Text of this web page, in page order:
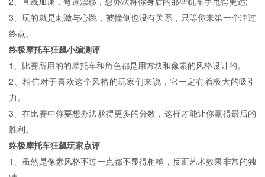
3、玩的就是刺激与心跳，被撞倒也没有关系，只等你来第一个冲过
终点。
终极摩托车狂飙小编测评
1、比赛所用的的摩托车和角色都是用方块和像素的风格设计的。
2、相信对于喜欢这个风格的玩家们来说，它一定有着极大的吸引
力。
3、在比赛中你要想办法获得更多的分数，这样才能让你赢得最后的
胜利。
终极摩托车狂飙玩家点评
1、虽然是像素风格不过一点都不显得粗糙，反而艺术效果非常的独